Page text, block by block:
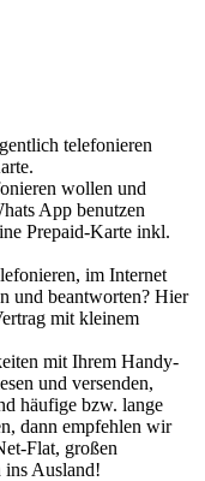
telefonieren
wollen und
App benutzen
Prepaid-Karte inkl.
im Internet
und beantworten? Hier
mit kleinem
mit Ihrem Handy-
und versenden,
häufige bzw. lange
dann empfehlen wir
Flat, großen
ins Ausland!